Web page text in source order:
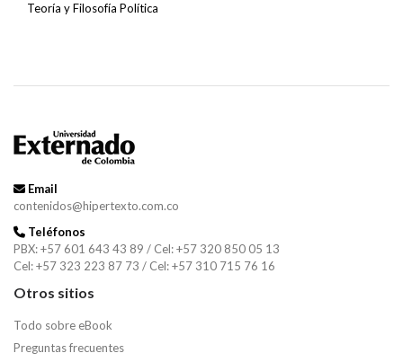
Teoría y Filosofía Política
Email
contenidos@hipertexto.com.co
Teléfonos
PBX: +57 601 643 43 89 / Cel: +57 320 850 05 13
Cel: +57 323 223 87 73 / Cel: +57 310 715 76 16
Otros sitios
Todo sobre eBook
Preguntas frecuentes